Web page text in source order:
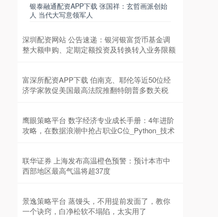
银泰融通配资APP下载 张国祥：玄哲画派创始
人 当代大写意领军人
深圳配资网站 公告速递：银河银富货币基金调
整大额申购、定期定额投资及转换转入业务限额
富深所配资APP下载 伯南克、耶伦等近50位经
济学家敦促美国最高法院推翻特朗普多数关税
鹰眼策略平台 数字经济专业成长手册：4年进阶
攻略，在数据浪潮中抢占职业C位_Python_技术
联华证券 上海发布高温橙色预警：预计本市中
西部地区最高气温将超37度
景逸策略平台 蒸馒头，不用提前发面了，教你
一个诀窍，白净松软不塌陷，太实用了